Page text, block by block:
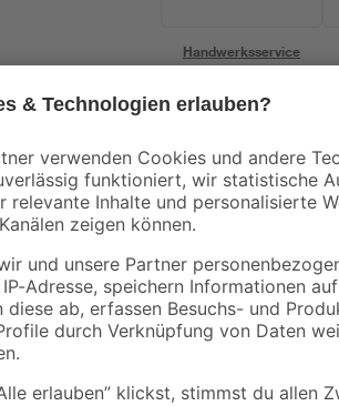
Handwerksservice
Kirchhoff
Bestseller
B1